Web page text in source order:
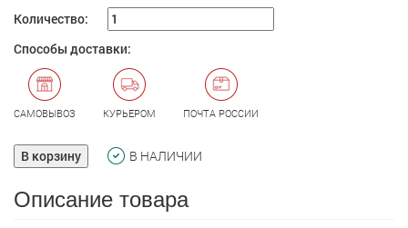
Количество:
Способы доставки:
САМОВЫВОЗ КУРЬЕРОМ ПОЧТА РОССИИ
В корзину В НАЛИЧИИ
Описание товара